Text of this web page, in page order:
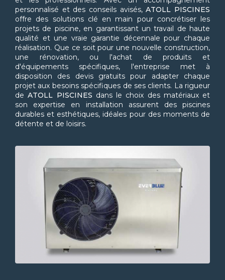
personnalisé et des conseils avisés,ATOLL PISCINES
offre des solutions clé en main pour concrétiser les
projets de piscine, en garantissant un travail de haute
qualité et une vraie garantie décennale pour chaque
réalisation. Que ce soit pour une nouvelle construction,
une rénovation, ou l'achat de produits et
d'équipements spécifiques, l'entreprise met à
disposition des devis gratuits pour adapter chaque
projet aux besoins spécifiques de ses clients. La rigueur
deATOLL PISCINES dans le choix des matériaux et
son expertise en installation assurent des piscines
durables et esthétiques, idéales pour des moments de
détente et de loisirs.